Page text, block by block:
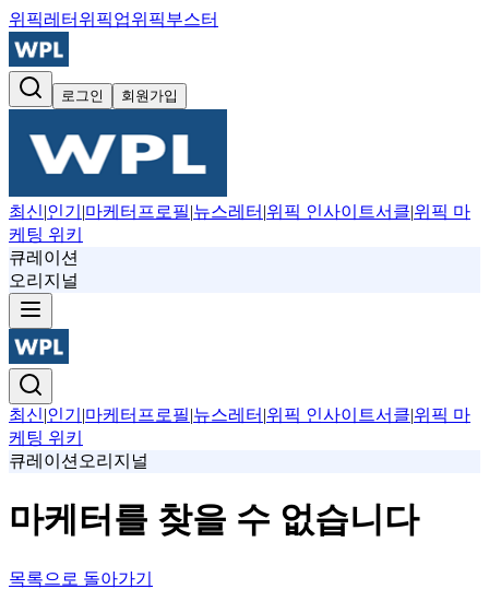
위픽레터 위픽업위픽부스터
로그인 회원가입
최신|인기 |마케터프로필|뉴스레터 |위픽 인사이트서클|위픽 마
케팅 위키
큐레이션
오리지널
최신|인기 |마케터프로필|뉴스레터 |위픽 인사이트서클|위픽 마
케팅 위키
큐레이션 오리지널
마케터를 찾을 수 없습니다
목록으로 돌아가기